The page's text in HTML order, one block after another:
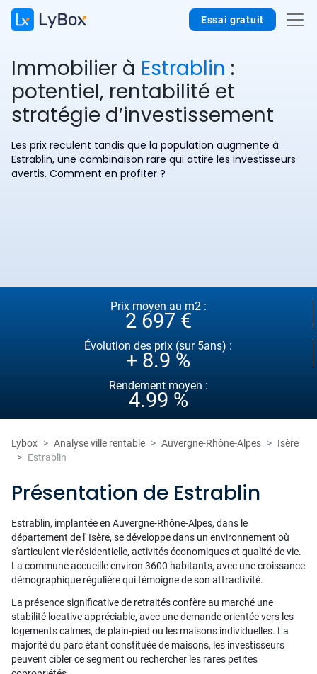
Essai gratuit
Immobilier à Estrablin :
potentiel, rentabilité et
stratégie d’investissement
Les prix reculent tandis que la population augmente à
Estrablin, une combinaison rare qui attire les investisseurs
avertis. Comment en profiter ?
Prix moyen au m2 :
2 697 €
Évolution des prix (sur 5ans) :
+ 8.9 %
Rendement moyen :
4.99 %
Lybox Analyse ville rentable Auvergne-Rhône-Alpes
Isère
Estrablin
Présentation de Estrablin
Estrablin, implantée en Auvergne-Rhône-Alpes, dans le
département de l' Isère, se développe dans un environnement où
s'articulent vie résidentielle, activités économiques et qualité de vie.
La commune accueille environ 3600 habitants, avec une croissance
démographique régulière qui témoigne de son attractivité.
La présence significative de retraités confère au marché une
stabilité locative appréciable, avec une demande orientée vers les
logements calmes, de plain-pied ou les maisons individuelles. La
majorité du parc étant constituée de maisons, les investisseurs
peuvent cibler ce segment ou rechercher les rares petites